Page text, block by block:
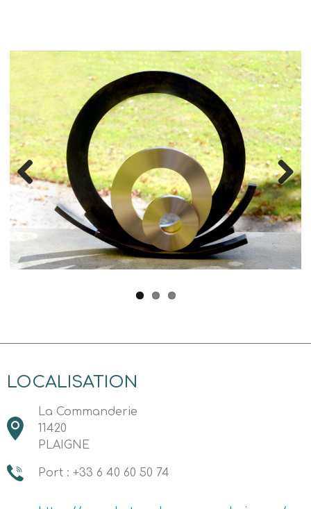
Previous Next
LOCALISATION
La Commanderie
11420
PLAIGNE
Port : +33 6 40 60 50 74